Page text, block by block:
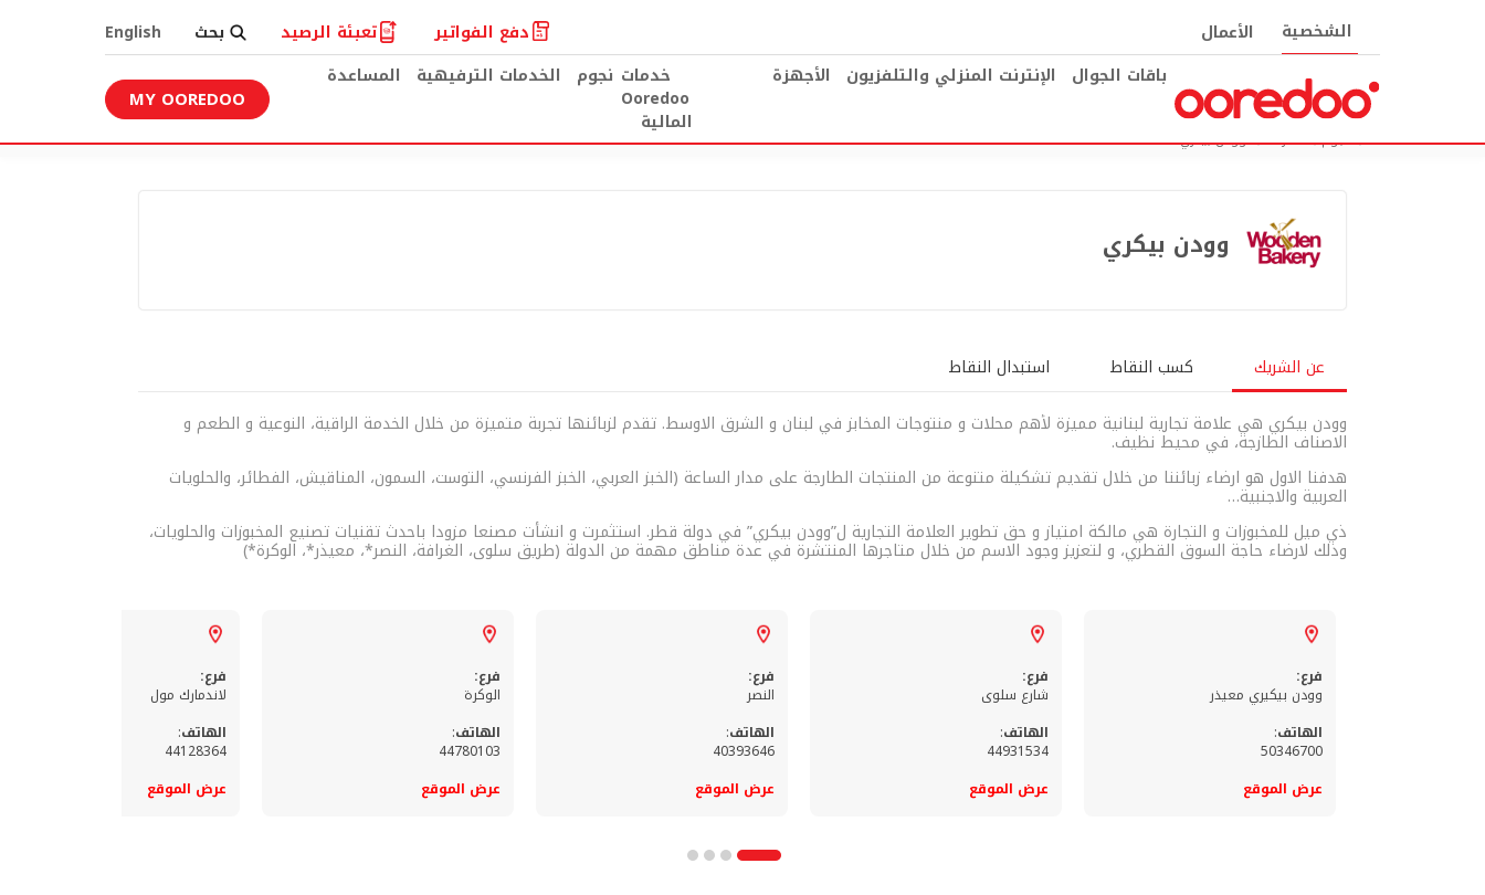
الشخصية الأعمال دفع الفواتير تعبئة الرصيد بحث
English
باقات الجوال
الإنترنت المنزلي والتلفزيون الأجهزة خدمات
Ooredoo
المالية
نجوم الخدمات الترفيهية المساعدة
MY OOREDOO
نجوم الشركاء وودن بيكري
وودن بيكري
عن الشريك كسب النقاط
استبدال النقاط
وودن بيكري هي علامة تجارية لبنانية مميزة لأهم محلات و منتوجات المخابز في لبنان و الشرق الاوسط. تقدم لزبائنها تجربة متميزة من خلال الخدمة الراقية، النوعية و الطعم و
الاصناف الطازجة، في محيط نظيف.
هدفنا الاول هو ارضاء زبائننا من خلال تقديم تشكيلة متنوعة من المنتجات الطارجة على مدار الساعة (الخبز العربي، الخبز الفرنسي، التوست، السمون، المناقيش، الفطائر، والحلويات
العربية والاجنبية…
ذي ميل للمخبوزات و التجارة هي مالكة امتياز و حق تطوير العلامة التجارية ل”وودن بيكري” في دولة قطر. استثمرت و انشأت مصنعا مزودا باحدث تقنيات تصنيع المخبوزات والحلويات،
وذلك لارضاء حاجة السوق القطري، و لتعزيز وجود الاسم من خلال متاجرها المنتشرة في عدة مناطق مهمة من الدولة (طريق سلوى، الغرافة، النصر*، معيذر*، الوكرة*)
فرع:
وودن بيكيري معيذر
الهاتف:
50346700
عرض الموقع
فرع:
شارع سلوى
الهاتف:
44931534
عرض الموقع
فرع:
النصر
الهاتف:
40393646
عرض الموقع
فرع:
الوكرة
الهاتف:
44780103
عرض الموقع
فرع:
لاندمارك مول
الهاتف:
44128364
عرض الموقع